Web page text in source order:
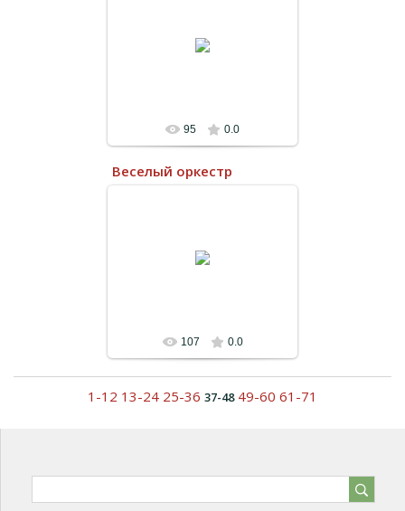
95 0.0
Веселый оркестр
107 0.0
1-12 13-24 25-36 37-48 49-60 61-71